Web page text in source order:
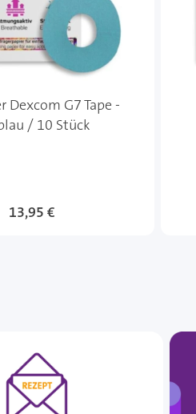
Dexcom G7 Tape -
/ 10 Stück
13,95 €